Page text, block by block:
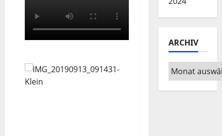
ARCHIV
Archiv